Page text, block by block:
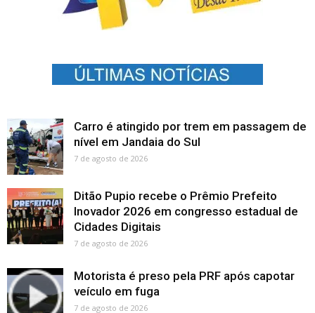
Carro é atingido por trem em passagem de
nível em Jandaia do Sul
7 de agosto de 2026
Ditão Pupio recebe o Prêmio Prefeito
Inovador 2026 em congresso estadual de
Cidades Digitais
7 de agosto de 2026
Motorista é preso pela PRF após capotar
veículo em fuga
7 de agosto de 2026